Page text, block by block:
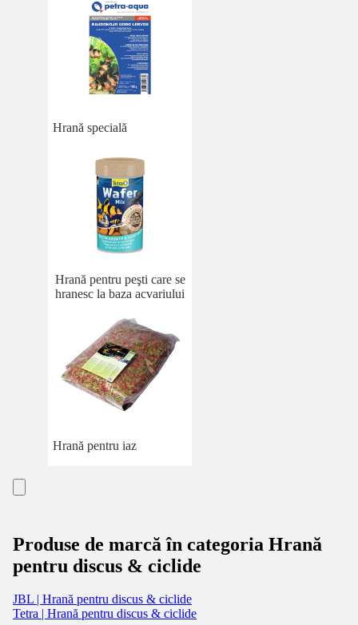
Hrană specială
Hrană pentru peşti care se
hranesc la baza acvariului
Hrană pentru iaz
Produse de marcă în categoria Hrană
pentru discus & ciclide
JBL | Hrană pentru discus & ciclide
Tetra | Hrană pentru discus & ciclide